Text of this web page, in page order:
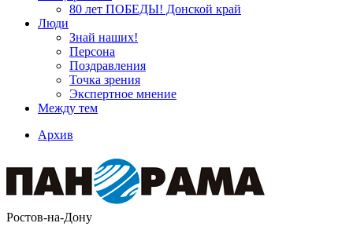
80 лет ПОБЕДЫ! Донской край
Люди
Знай наших!
Персона
Поздравления
Точка зрения
Экспертное мнение
Между тем
Архив
Ростов-на-Дону